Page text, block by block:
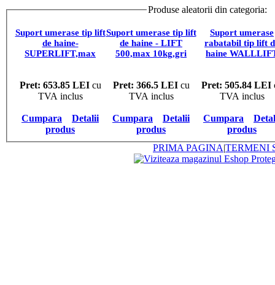
Produse aleatorii din categoria:
Suport umerase tip lift
de haine-
SUPERLIFT,max
Pret: 653.85 LEIcu
TVA inclus
Cumpara
Detalii
produs
Suport umerase tip lift
de haine - LIFT
500,max 10kg,gri
Pret: 366.5 LEIcu
TVA inclus
Cumpara
Detalii
produs
Suport umerase
rabatabil tip lift
haine
Pret: 505.84 LEI
TVA inclus
Cumpara
produs
PRIMA PAGINA|TERMENI